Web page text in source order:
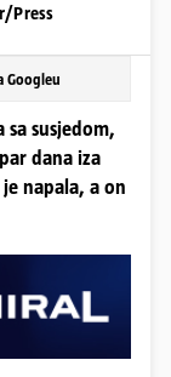
Press
Googleu
susjedom,
dana iza
napala, a on